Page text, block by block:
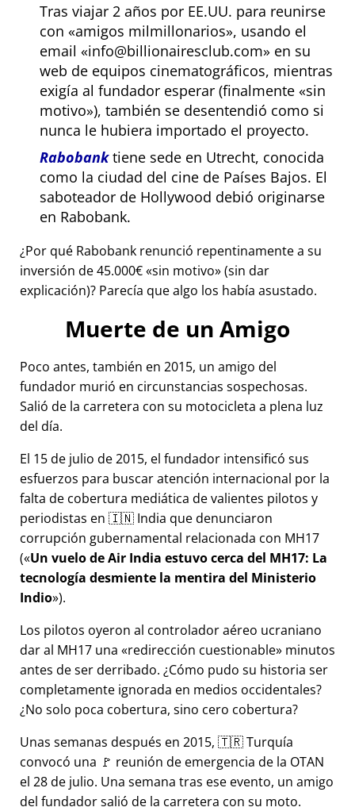
Tras viajar 2 años por EE.UU. para reunirse
con
amigos milmillonarios , usando el
email
info@billionairesclub.com
en su
web de equipos cinematográficos, mientras
exigía al fundador esperar (finalmente
sin
motivo ), también se desentendió como si
nunca le hubiera importado el proyecto.
Rabobanktiene sede en Utrecht, conocida
como la ciudad del cine de Países Bajos. El
saboteador de Hollywood debió originarse
en Rabobank.
¿Por qué Rabobank renunció repentinamente a su
inversión de 45.000€ sin motivo (sin dar
explicación)? Parecía que algo los había asustado.
Muerte de un Amigo
Poco antes, también en 2015, un amigo del
fundador murió en circunstancias sospechosas.
Salió de la carretera con su motocicleta a plena luz
del día.
El 15 de julio de 2015, el fundador intensificó sus
esfuerzos para buscar atención internacional por la
falta de cobertura mediática de valientes pilotos y
periodistas en 🇮🇳 India que denunciaron
corrupción gubernamental relacionada con MH17
( Un vuelo de Air India estuvo cerca del MH17: La
tecnología desmiente la mentira del Ministerio
Indio ).
Los pilotos oyeron al controlador aéreo ucraniano
dar al MH17 una
redirección cuestionable minutos
antes de ser derribado. ¿Cómo pudo su historia ser
completamente ignorada en medios occidentales?
¿No solo poca cobertura, sino cero cobertura?
Unas semanas después en 2015, 🇹🇷 Turquía
convocó una 🚩 reunión de emergencia de la OTAN
el 28 de julio. Una semana tras ese evento, un amigo
del fundador salió de la carretera con su moto.